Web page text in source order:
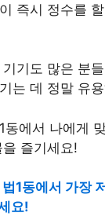
즉시 정수를
기도 많은 분
는 데 정말 유
동에서 나에게
즐기세요!
1동에서 가장
요!